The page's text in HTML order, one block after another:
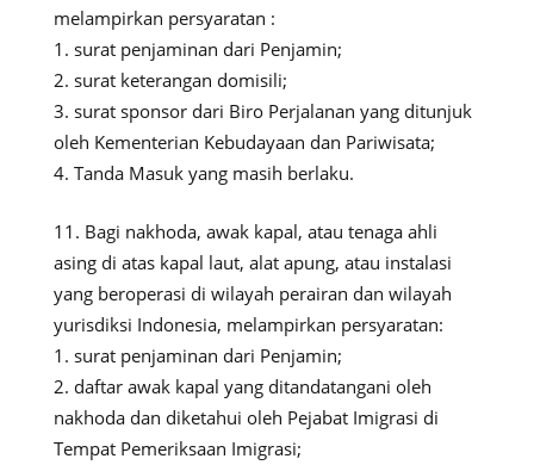
melampirkan persyaratan :
surat penjaminan dari Penjamin;
surat keterangan domisili;
surat sponsor dari Biro Perjalanan yang ditunjuk
oleh Kementerian Kebudayaan dan Pariwisata;
Tanda Masuk yang masih berlaku.
Bagi nakhoda, awak kapal, atau tenaga ahli
asing di atas kapal laut, alat apung, atau instalasi
yang beroperasi di wilayah perairan dan wilayah
yurisdiksi Indonesia, melampirkan persyaratan:
surat penjaminan dari Penjamin;
daftar awak kapal yang ditandatangani oleh
nakhoda dan diketahui oleh Pejabat Imigrasi di
Tempat Pemeriksaan Imigrasi;